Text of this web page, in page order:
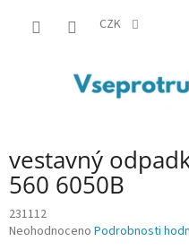
CZK
vestavný
560 6050B
231112
Průměrné
Neohodnoceno Podrobnosti